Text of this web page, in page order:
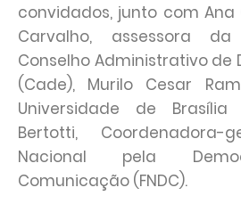
convidados, junto com Ana
Carvalho, assessora
Conselho Administrativo de
(Cade), Murilo Cesar
Universidade de Brasília
Bertotti,
Nacional pela
Comunicação (FNDC).